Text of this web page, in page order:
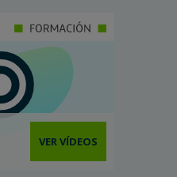
VER VÍDEOS